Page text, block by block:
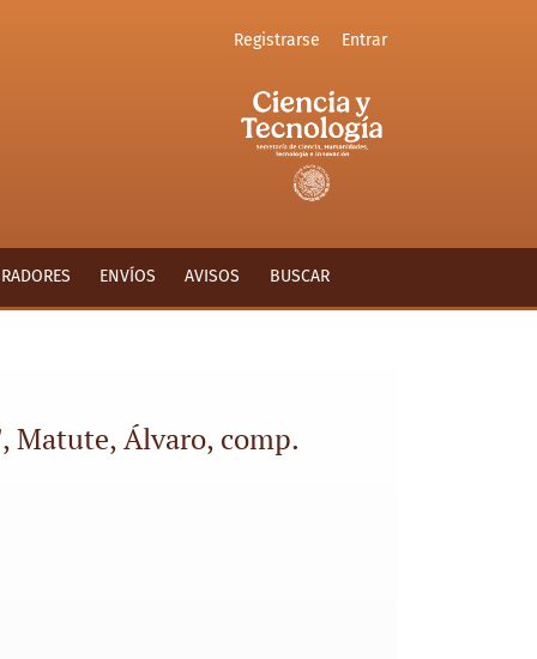
Registrarse Entrar
ENVÍOS AVISOS BUSCAR
Matute, Álvaro, comp.